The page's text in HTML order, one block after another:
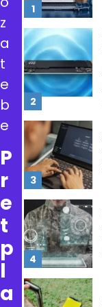
z
a
t
e
b
e
P
r
e
t
p
l
a